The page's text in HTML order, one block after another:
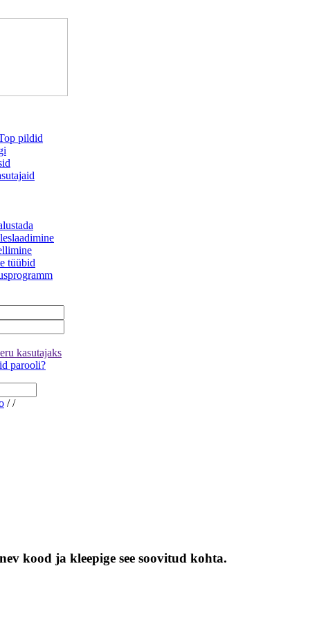
pildid
tüübid
kasutajaks
parooli?
/ /
kood ja kleepige see soovitud kohta.